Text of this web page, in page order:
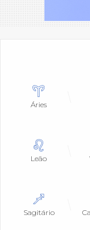
Áries
Leão
Sagitário